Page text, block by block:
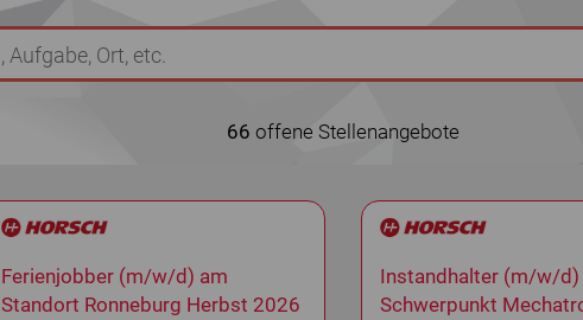
66 offene Stellenangebote
Ferienjobber (m/w/d) am
Standort Ronneburg Herbst 2026
Instandhalter (m/w/d)
Schwerpunkt